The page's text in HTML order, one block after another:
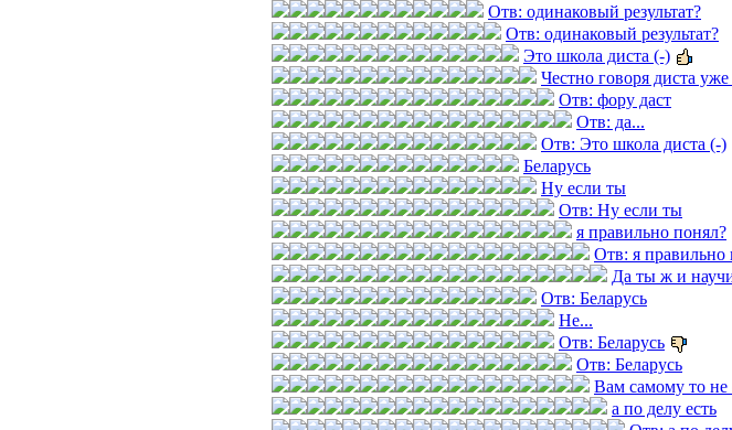
Отв: одинаковый результат?
Отв: одинаковый результат?
Это школа диста (-)
Честно говоря диста
Отв: фору даст
Отв: да...
Отв: Это школа диста (-)
Беларусь
Ну если ты
Отв: Ну если ты
я правильно понял?
Отв: я правильно
Да ты ж и
Отв: Беларусь
Не...
Отв: Беларусь
Отв: Беларусь
Вам самому то
а по делу есть